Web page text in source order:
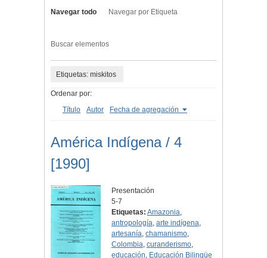
Navegar todo Navegar por Etiqueta
Buscar elementos
Etiquetas: miskitos
Ordenar por:
Título
Autor Fecha de agregación
América Indígena / 4
[1990]
Presentación
5-7
Etiquetas: Amazonia,
antropología, arte indígena,
artesanía, chamanismo,
Colombia, curanderismo,
educación, Educación Bilingüe